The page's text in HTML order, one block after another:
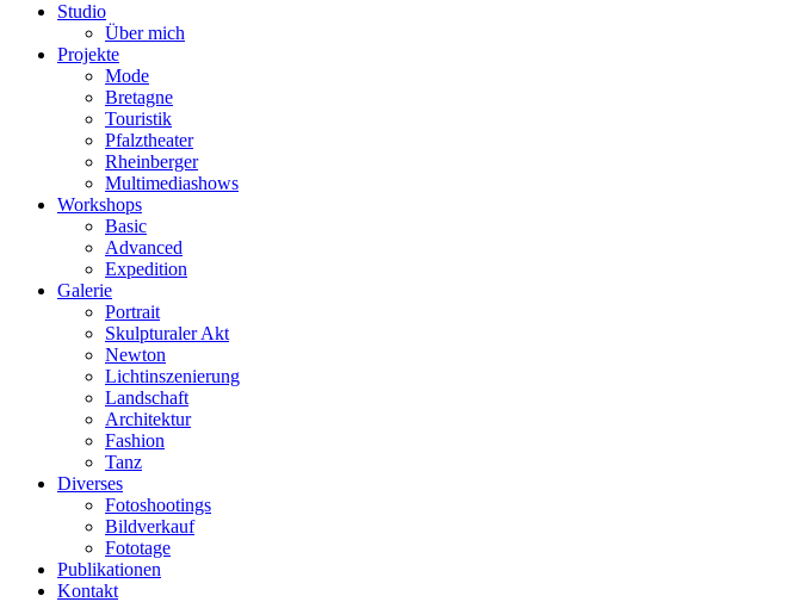
Studio
Über mich
Projekte
Mode
Bretagne
Touristik
Pfalztheater
Rheinberger
Multimediashows
Workshops
Basic
Advanced
Expedition
Galerie
Portrait
Skulpturaler Akt
Newton
Lichtinszenierung
Landschaft
Architektur
Fashion
Tanz
Diverses
Fotoshootings
Bildverkauf
Fototage
Publikationen
Kontakt